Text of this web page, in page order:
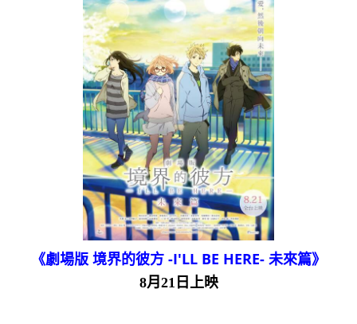
《劇場版 境界的彼方 -I'LL BE HERE- 未來篇》
8月21日上映